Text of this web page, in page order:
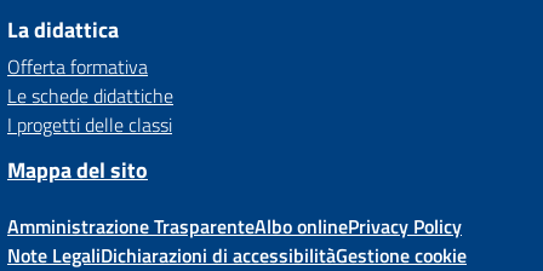
La didattica
Offerta formativa
Le schede didattiche
I progetti delle classi
Mappa del sito
Amministrazione TrasparenteAlbo onlinePrivacy Policy
Note LegaliDichiarazioni di accessibilitàGestione cookie